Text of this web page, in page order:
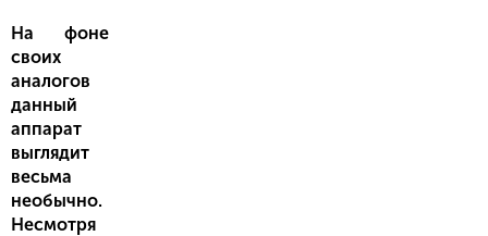
На фоне
своих
аналогов
данный
аппарат
выглядит
весьма
необычно.
Несмотря